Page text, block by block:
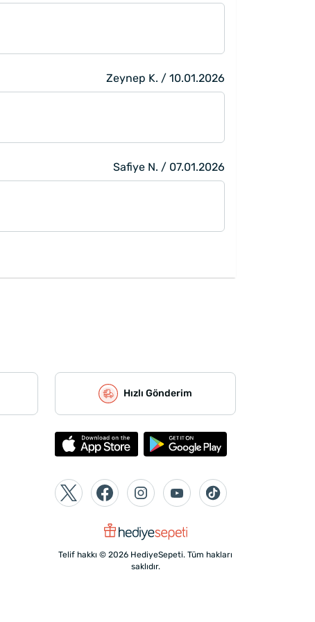
Zeynep K. / 10.01.2026
Safiye N. / 07.01.2026
Hızlı Gönderim
Telif hakkı © 2026 HediyeSepeti. Tüm hakları
saklıdır.